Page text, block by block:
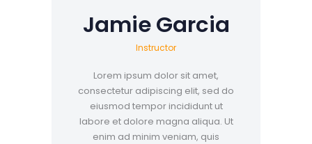
Jamie Garcia
Instructor
Lorem ipsum dolor sit amet,
consectetur adipiscing elit, sed do
eiusmod tempor incididunt ut
labore et dolore magna aliqua. Ut
enim ad minim veniam, quis